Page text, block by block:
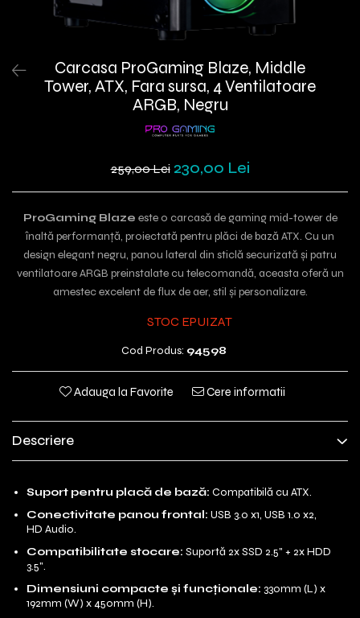
Carcasa ProGaming Blaze, Middle
Tower, ATX, Fara sursa, 4 Ventilatoare
ARGB, Negru
259,00 Lei 230,00 Lei
ProGaming Blaze este o carcasă de gaming mid-tower de
înaltă performanță, proiectată pentru plăci de bază ATX. Cu un
design elegant negru, panou lateral din sticlă securizată și patru
ventilatoare ARGB preinstalate cu telecomandă, aceasta oferă un
amestec excelent de flux de aer, stil și personalizare.
STOC EPUIZAT
Cod Produs: 94598
Adauga la Favorite Cere informatii
Descriere
Suport pentru placă de bază: Compatibilă cu ATX.
Conectivitate panou frontal: USB 3.0 x1, USB 1.0 x2,
HD Audio.
Compatibilitate stocare: Suportă 2x SSD 2.5" + 2x HDD
3.5".
Dimensiuni compacte și funcționale: 330mm (L) x
192mm (W) x 450mm (H).